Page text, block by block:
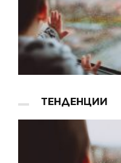
ТЕНДЕНЦИИ